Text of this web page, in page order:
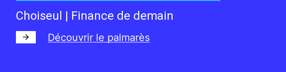
Choiseul | Finance de demain
Découvrir le palmarès